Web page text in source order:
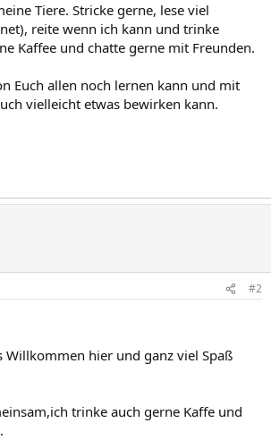
Tiere. Stricke gerne, lese viel
reite wenn ich kann und trinke
Kaffee und chatte gerne mit Freunden.
Euch allen noch lernen kann und mit
vielleicht etwas bewirken kann.
#2
Willkommen hier und ganz viel Spaß
trinke auch gerne Kaffe und